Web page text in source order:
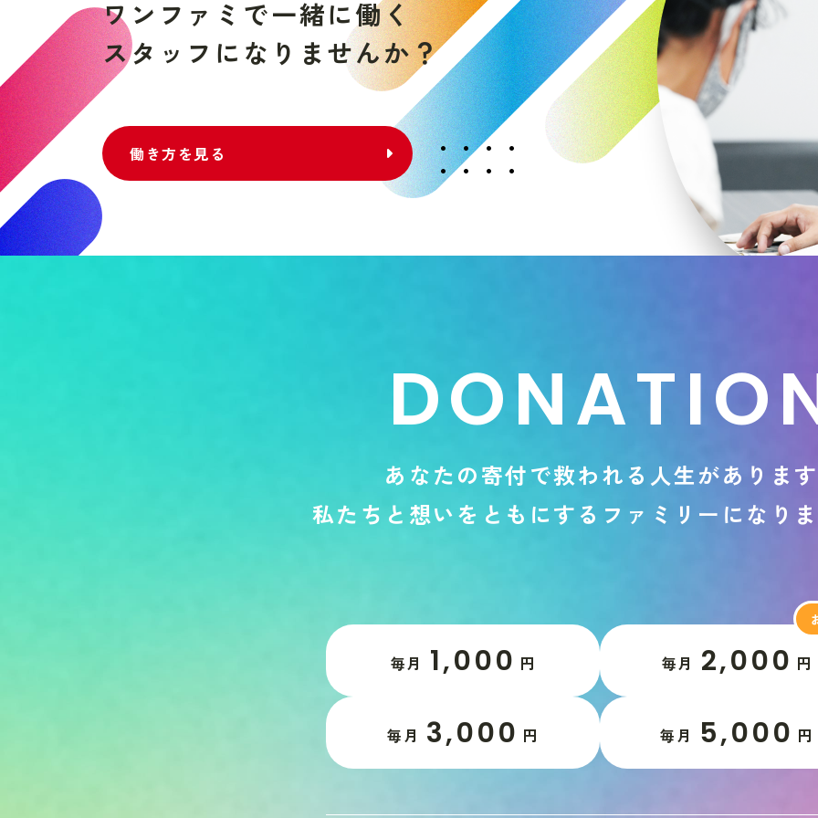
ワ ン フ ァ ミ で一緒に働く
スタ ッ フ に な り ませんか？
働き方を見る
DONATIO
あ なたの寄付で救われる 人生があ り ま す
私た ち と 想いを と も にする フ ァ ミ リ ー に な り ま
毎月 1,000 円 毎月 2,000 円
毎月 3,000 円 毎月 5,000 円